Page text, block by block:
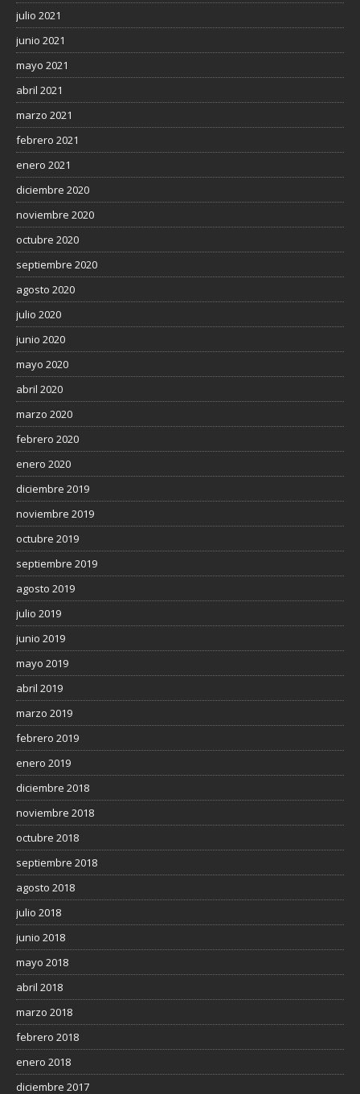
julio 2021
junio 2021
mayo 2021
abril 2021
marzo 2021
febrero 2021
enero 2021
diciembre 2020
noviembre 2020
octubre 2020
septiembre 2020
agosto 2020
julio 2020
junio 2020
mayo 2020
abril 2020
marzo 2020
febrero 2020
enero 2020
diciembre 2019
noviembre 2019
octubre 2019
septiembre 2019
agosto 2019
julio 2019
junio 2019
mayo 2019
abril 2019
marzo 2019
febrero 2019
enero 2019
diciembre 2018
noviembre 2018
octubre 2018
septiembre 2018
agosto 2018
julio 2018
junio 2018
mayo 2018
abril 2018
marzo 2018
febrero 2018
enero 2018
diciembre 2017